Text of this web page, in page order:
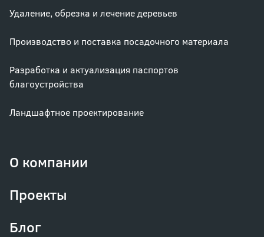
Удаление, обрезка и лечение деревьев
Производство и поставка посадочного материала
Разработка и актуализация паспортов
благоустройства
Ландшафтное проектирование
О компании
Проекты
Блог